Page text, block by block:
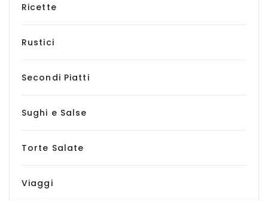
Ricette
Rustici
Secondi Piatti
Sughi e Salse
Torte Salate
Viaggi